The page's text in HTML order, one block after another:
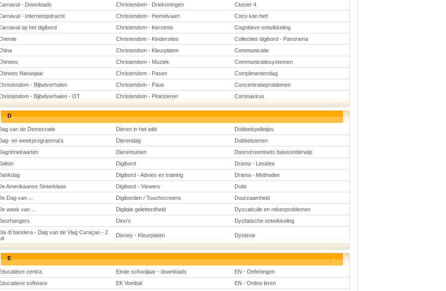
- Downloads
Christendom - Driekoningen
Cluster 4
- Internetopdracht
Christendom - Hemelvaart
Coco kan het!
op het digibord
Christendom - Kerstmis
Cognitieve ontwikkeling
Christendom - Kindersites
Collecties digibord - Panorama
Christendom - Kleurplaten
Communicatie
Christendom - Muziek
Communicatiesystemen
Nieuwjaar
Christendom - Pasen
Complimentendag
- Bijbelverhalen
Christendom - Paus
Concentratieproblemen
- Bijbelverhalen - OT
Christendom - Pinksteren Coronavirus
D
van de Democratie Dieren in het wild
Dobbelspelletjes
en weekprogramma's
Dierendag
Dobbelstenen
Dierentuinen
Doorstroomtoets basisonderwijs
Digibord
Drama - Lesidee
Digibord - Advies en training
Drama - Methoden
Amerikaanse Sinterklaas
Digibord - Viewers
Duits
Dag van ...
Digiborden / Touchscreens
Duurzaamheid
week van ...
Digitale geletterdheid
Dyscalculie en rekenproblemen
Dino's
Dysfatische ontwikkeling
di bandera - Dag van de Vlag Curaçao - 2
Disney - Kleurplaten Dyslexie
E
centra Einde schooljaar - downloads
EN - Oefeningen
software
EK Voetbal
EN - Online leren